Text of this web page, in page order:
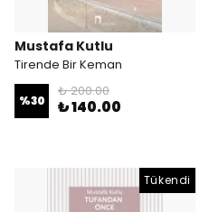
Mustafa Kutlu
Tirende Bir Keman
%30
₺ 200.00
₺ 140.00
Tükendi